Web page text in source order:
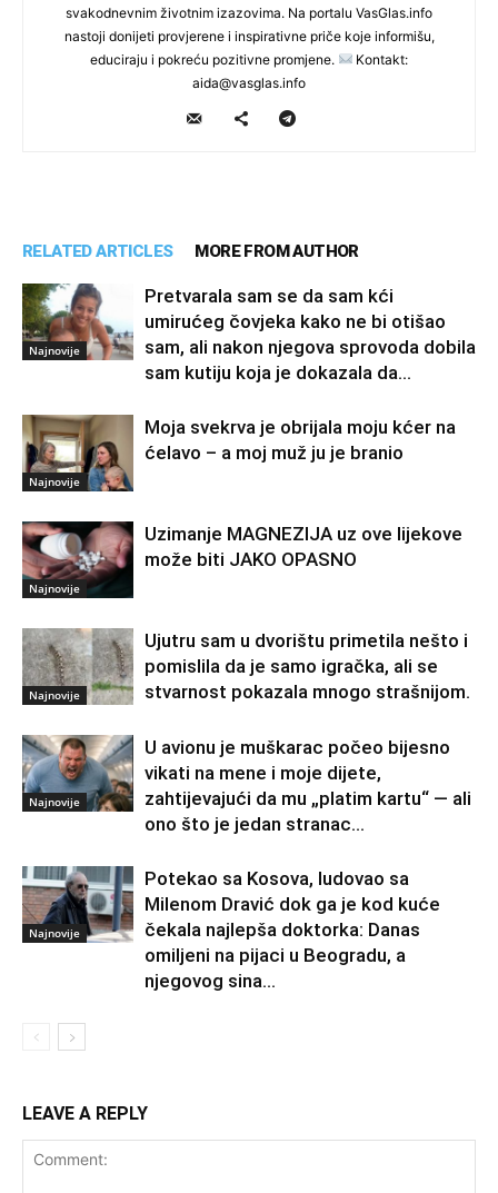
svakodnevnim životnim izazovima. Na portalu VasGlas.info
nastoji donijeti provjerene i inspirativne priče koje informišu,
educiraju i pokreću pozitivne promjene.
Kontakt:
aida@vasglas.info
RELATED ARTICLES MORE FROM AUTHOR
Najnovije
Pretvarala sam se da sam kći
umirućeg čovjeka kako ne bi otišao
sam, ali nakon njegova sprovoda dobila
sam kutiju koja je dokazala da...
Najnovije
Moja svekrva je obrijala moju kćer na
ćelavo – a moj muž ju je branio
Najnovije
Uzimanje MAGNEZIJA uz ove lijekove
može biti JAKO OPASNO
Najnovije
Ujutru sam u dvorištu primetila nešto i
pomislila da je samo igračka, ali se
stvarnost pokazala mnogo strašnijom.
Najnovije
U avionu je muškarac počeo bijesno
vikati na mene i moje dijete,
zahtijevajući da mu „platim kartu“ — ali
ono što je jedan stranac...
Najnovije
Potekao sa Kosova, ludovao sa
Milenom Dravić dok ga je kod kuće
čekala najlepša doktorka: Danas
omiljeni na pijaci u Beogradu, a
njegovog sina...
LEAVE A REPLY